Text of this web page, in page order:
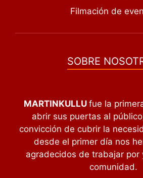
Filmación de
SOBRE
MARTINKULLU fue la
abrir sus puertas al
convicción de cubrir la
desde el primer día nos
agradecidos de trabajar por
comunidad.